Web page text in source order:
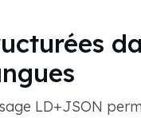
LD+JSON